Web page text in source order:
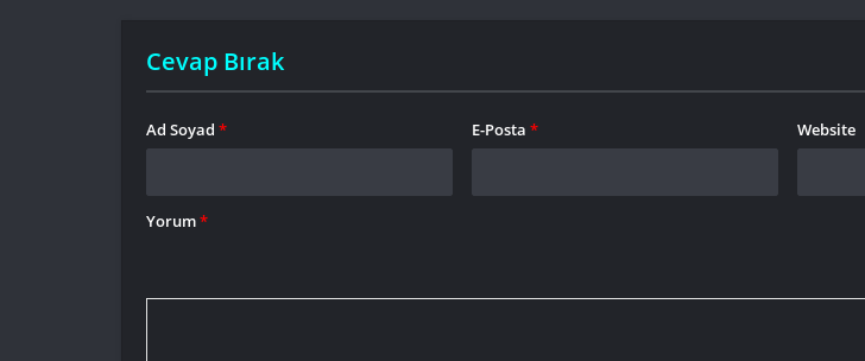
Cevap Bırak
Ad Soyad * E-Posta * Website
Yorum*